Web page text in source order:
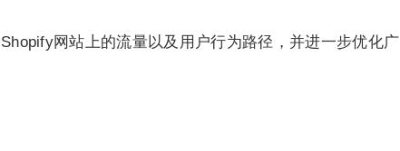
网站上的流量以及用户行为路径，并进一步优化广